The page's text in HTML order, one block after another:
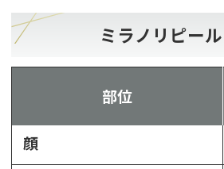
ミラノリピー
部位
顔